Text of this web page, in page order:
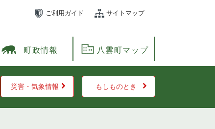
ご利用ガイド サイトマップ
町政情報 八雲町マップ
災害・気象情報 もしものとき